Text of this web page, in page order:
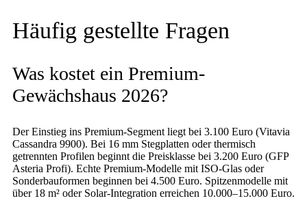
Häufig gestellte Fragen
Was kostet ein Premium-
Gewächshaus 2026?
Der Einstieg ins Premium-Segment liegt bei 3.100 Euro (Vitavia
Cassandra 9900). Bei 16 mm Stegplatten oder thermisch
getrennten Profilen beginnt die Preisklasse bei 3.200 Euro (GFP
Asteria Profi). Echte Premium-Modelle mit ISO-Glas oder
Sonderbauformen beginnen bei 4.500 Euro. Spitzenmodelle mit
über 18 m² oder Solar-Integration erreichen 10.000–15.000 Euro.